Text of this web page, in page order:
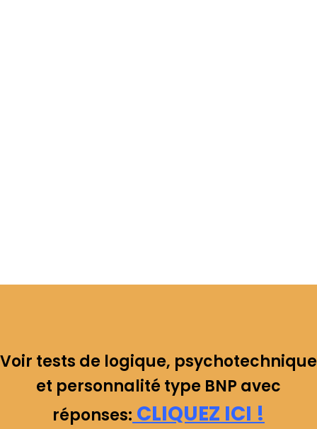
Voir tests de logique, psychotechnique
et personnalité type BNP avec
réponses: CLIQUEZ ICI !